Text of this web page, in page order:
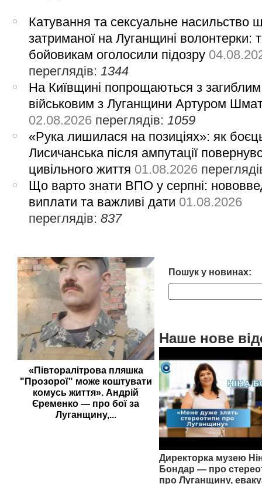
Катування та сексуальне насильство
затриманої на Луганщині волонтерки:
бойовикам оголосили підозру
переглядів: 1344
На Київщині попрощаються з загиблим
військовим з Луганщини Артуром
02.08.2026 переглядів: 1059
«Рука лишилася на позиціях»: як
Лисичанська після ампутації
цивільного життя 01.08.2026
Що варто знати ВПО у серпні:
виплати та важливі дати 01.08.2026
переглядів:837
«Півторалітрова пляшка
"Прозорої" може коштувати
комусь життя». Андрій
Єременко — про бої за
Луганщину,...
Пошук у новинах:
Наше нове
Директорка музею
Бондар — про
про Луганщину,